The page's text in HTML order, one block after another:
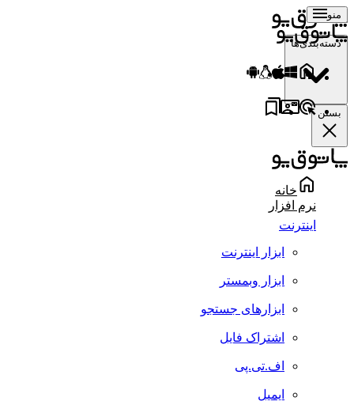
منو
دسته‌بندی‌ها
بستن
خانه
نرم افزار
اینترنت
ابزار اینترنت
ابزار وبمستر
ابزارهای جستجو
اشتراک فایل
اف.تی.پی
ایمیل